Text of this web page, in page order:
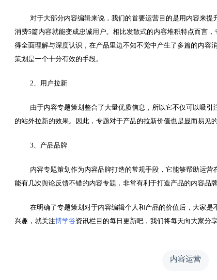
对于大部分内容编辑来说，我们的首要运营目的是用内容来
消费5篇内容就能变成忠诚用户。相比发散式的内容堆积特点而言
得全面理解与深度认识，在产品里边不知不觉中产生了多篇的内容
策划是一个十分有效的手段。
2、用户拉新
由于内容专题策划整合了大量优质信息，所以它不仅可以吸
的站外拉新的效果。因此，专题对于产品的拉新价值也是显而易见
3、产品品牌
内容专题策划作为内容品牌打造的常规手段，它能够帮助运
能有几次舆论反馈不错的内容专题，非常有利于打造产品的内容品
在明确了专题策划对于内容编辑个人和产品的价值后，大家
兴趣，就关注博学谷资讯栏目的每日更新吧，我们将每天向大家分
内容运营